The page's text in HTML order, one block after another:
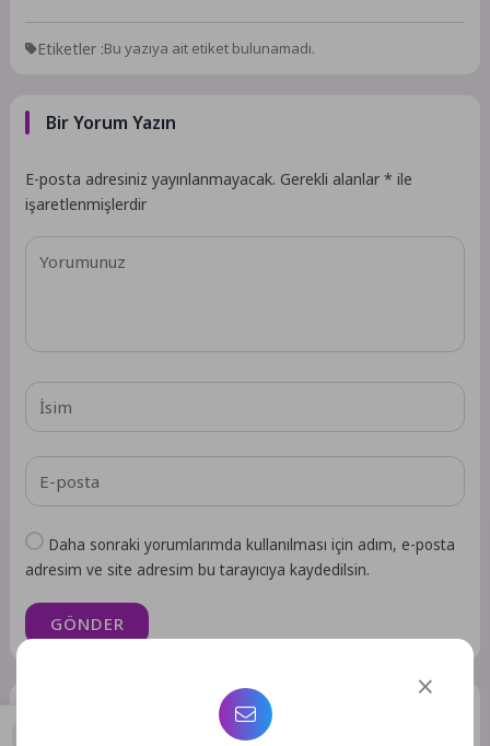
Etiketler :Bu yazıya ait etiket bulunamadı.
Bir Yorum Yazın
E-posta adresiniz yayınlanmayacak. Gerekli alanlar* ile
işaretlenmişlerdir
Daha sonraki yorumlarımda kullanılması için adım, e-posta
adresim ve site adresim bu tarayıcıya kaydedilsin.
GÖNDER